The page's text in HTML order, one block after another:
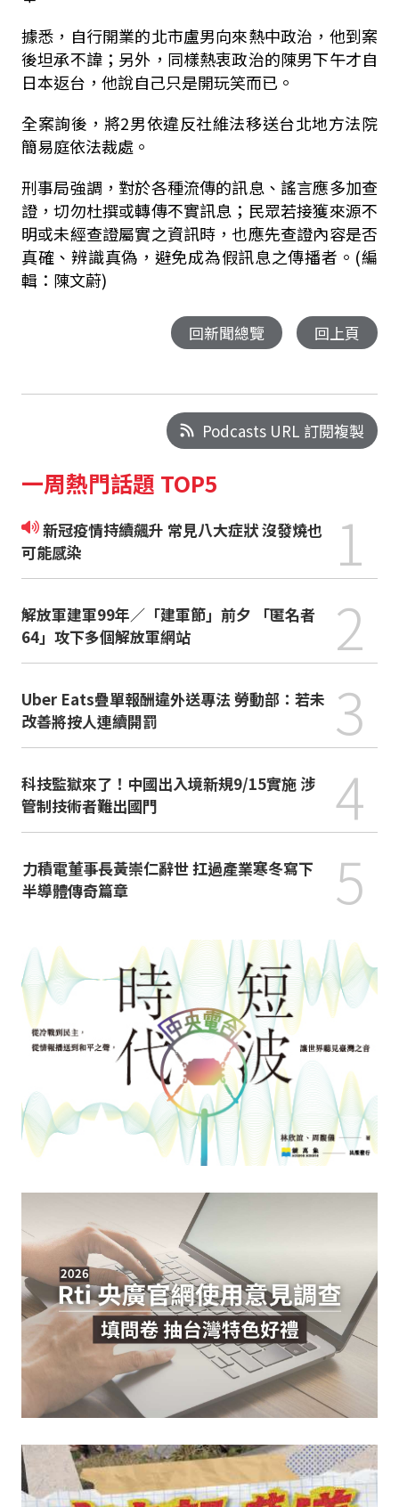
據悉，自行開業的北市盧男向來熱中政治，他到案
後坦承不諱；另外，同樣熱衷政治的陳男下午才自
日本返台，他說自己只是開玩笑而已。
全案詢後，將2男依違反社維法移送台北地方法院
簡易庭依法裁處。
刑事局強調，對於各種流傳的訊息、謠言應多加查
證，切勿杜撰或轉傳不實訊息；民眾若接獲來源不
明或未經查證屬實之資訊時，也應先查證內容是否
真確、辨識真偽，避免成為假訊息之傳播者。(編
輯：陳文蔚)
回新聞總覽 回上頁
Podcasts URL 訂閱複製
一周熱門話題 TOP5
新冠疫情持續飆升 常見八大症狀 沒發燒也
可能感染
1
解放軍建軍99年／「建軍節」前夕 「匿名者
64」攻下多個解放軍網站
2
Uber Eats疊單報酬違外送專法 勞動部：若未
改善將按人連續開罰
3
科技監獄來了！中國出入境新規9/15實施 涉
管制技術者難出國門
4
力積電董事長黃崇仁辭世 扛過產業寒冬寫下
半導體傳奇篇章
5